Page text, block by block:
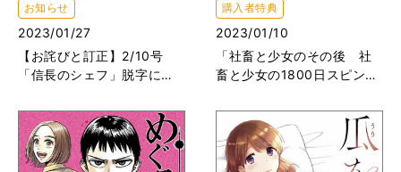
お知らせ
2023/01/27
【お詫びと訂正】2/10号
「信長のシェフ」脱字につ
購入者特典
2023/01/10
「社畜と少女のその後 社
畜と少女の1800日スピンオ